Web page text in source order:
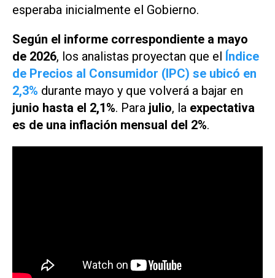
esperaba inicialmente el Gobierno.
Según el informe correspondiente a mayo
de 2026, los analistas proyectan que el Índice
de Precios al Consumidor (IPC) se ubicó en
2,3% durante mayo y que volverá a bajar en
junio hasta el 2,1%. Para julio, la expectativa
es de una inflación mensual del 2%.